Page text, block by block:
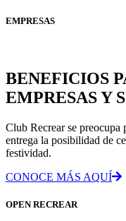
EMPRESAS
BENEFICIOS
EMPRESAS Y
Club Recrear se preocupa
entrega la posibilidad de
festividad.
CONOCE MÁS AQUÍ
OPEN RECREAR